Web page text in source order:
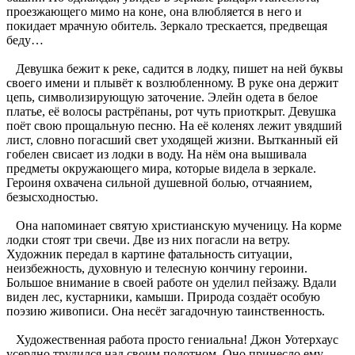
проезжающего мимо на коне, она влюбляется в него и
покидает мрачную обитель. Зеркало трескается, предвещая
беду…
Девушка бежит к реке, садится в лодку, пишет на ней буквы
своего имени и плывёт к возлюбленному. В руке она держит
цепь, символизирующую заточение. Элейн одета в белое
платье, её волосы растрёпаны, рот чуть приоткрыт. Девушка
поёт свою прощальную песню. На её коленях лежит увядший
лист, словно погасший свет уходящей жизни. Вытканный ей
гобелен свисает из лодки в воду. На нём она вышивала
предметы окружающего мира, которые видела в зеркале.
Героиня охвачена сильной душевной болью, отчаянием,
безысходностью.
Она напоминает святую христианскую мученицу. На корме
лодки стоят три свечи. Две из них погасли на ветру.
Художник передал в картине фатальность ситуации,
неизбежность, духовную и телесную кончину героини.
Большое внимание в своей работе он уделил пейзажу. Вдали
виден лес, кустарники, камыши. Природа создаёт особую
поэзию живописи. Она несёт загадочную таинственность.
Художественная работа просто гениальна! Джон Уотерхаус